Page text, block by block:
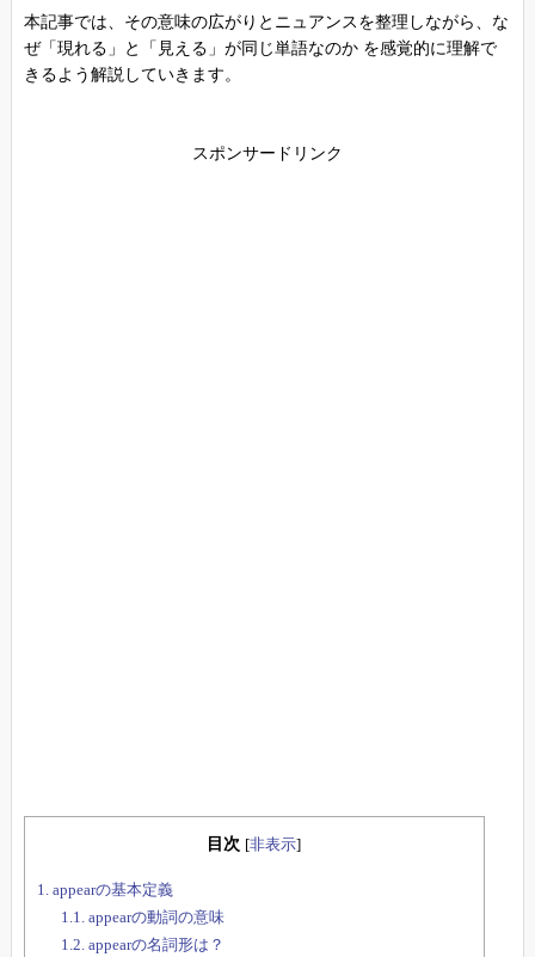
本記事では、その意味の広がりとニュアンスを整理しながら、な
ぜ「現れる」と「見える」が同じ単語なのか を感覚的に理解で
きるよう解説していきます。
スポンサードリンク
目次 [非表示]
1. appearの基本定義
1.1. appearの動詞の意味
1.2. appearの名詞形は？